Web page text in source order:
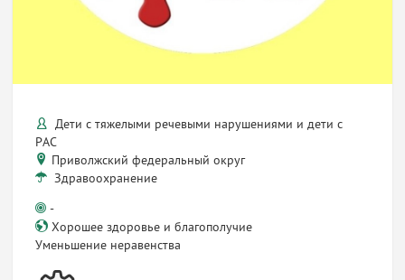
Дети с тяжелыми речевыми нарушениями и дети с
РАС
Приволжский федеральный округ
Здравоохранение
-
Хорошее здоровье и благополучие
Уменьшение неравенства